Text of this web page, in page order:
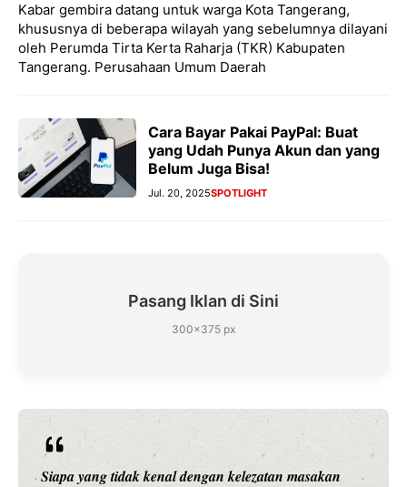
Kabar gembira datang untuk warga Kota Tangerang,
khususnya di beberapa wilayah yang sebelumnya dilayani
oleh Perumda Tirta Kerta Raharja (TKR) Kabupaten
Tangerang. Perusahaan Umum Daerah
Cara Bayar Pakai PayPal: Buat
yang Udah Punya Akun dan yang
Belum Juga Bisa!
Jul. 20, 2025SPOTLIGHT
Pasang Iklan di Sini
300×375 px
Siapa yang tidak kenal dengan kelezatan masakan